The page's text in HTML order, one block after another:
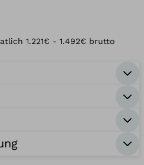
1.221€ - 1.492€ brutto